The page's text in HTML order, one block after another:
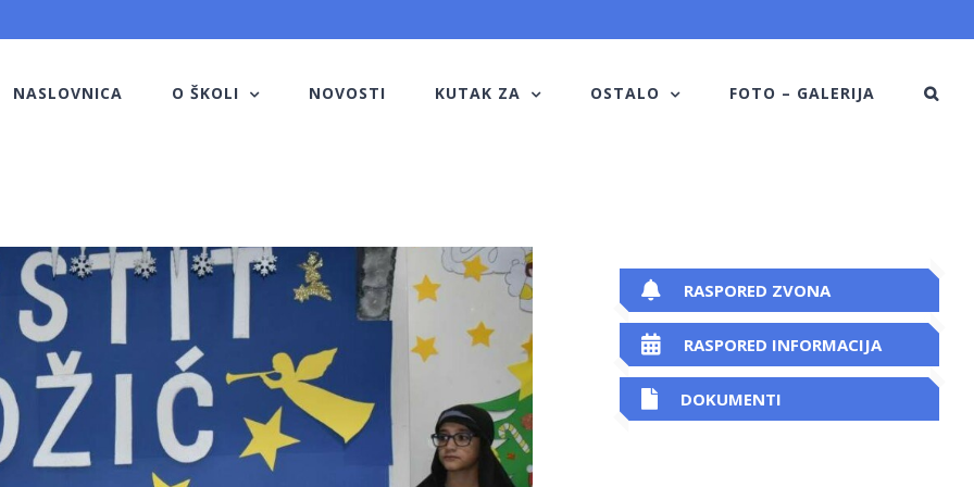
NASLOVNICA O ŠKOLI NOVOSTI KUTAK ZA OSTALO FOTO – GALERIJA
RASPORED ZVONA
RASPORED INFORMACIJA
DOKUMENTI